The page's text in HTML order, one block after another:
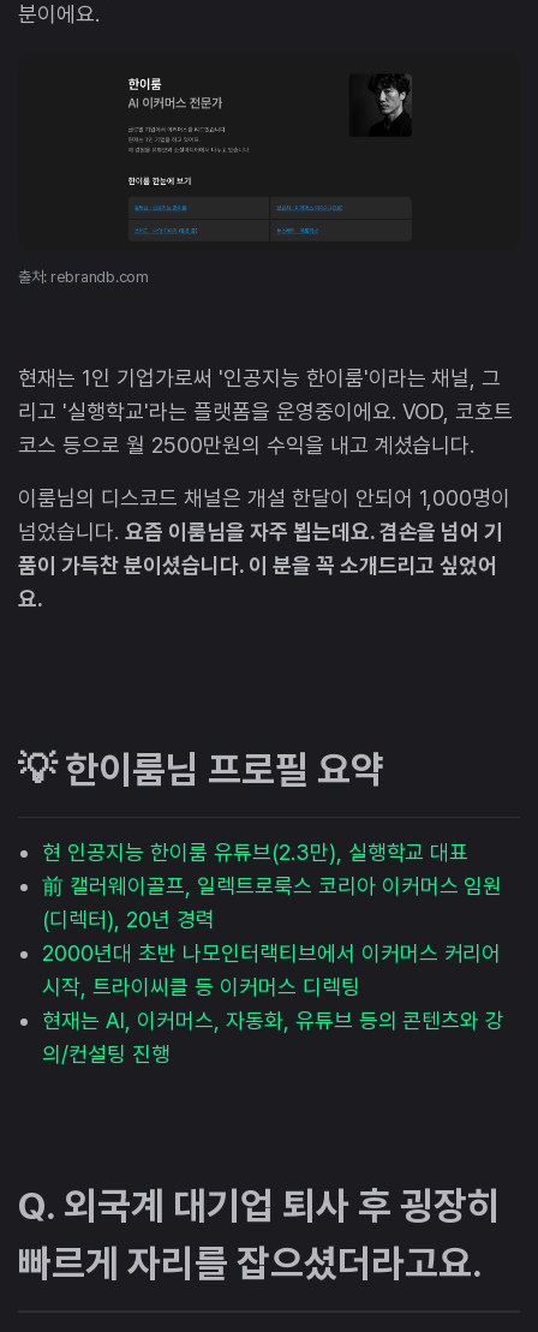
분이에요.
출처: rebrandb.com
현재는 1인 기업가로써 '인공지능 한이룸'이라는 채널, 그
리고 '실행학교'라는 플랫폼을 운영중이에요. VOD, 코호트
코스 등으로 월 2500만원의 수익을 내고 계셨습니다.
이룸님의 디스코드 채널은 개설 한달이 안되어 1,000명이
넘었습니다. 요즘 이룸님을 자주 뵙는데요. 겸손을 넘어 기
품이 가득찬 분이셨습니다. 이 분을 꼭 소개드리고 싶었어
요.
💡 한이룸님 프로필 요약
현 인공지능 한이룸 유튜브(2.3만), 실행학교 대표
前 캘러웨이골프, 일렉트로룩스 코리아 이커머스 임원
(디렉터), 20년 경력
2000년대 초반 나모인터랙티브에서 이커머스 커리어
시작, 트라이씨클 등 이커머스 디렉팅
현재는 AI, 이커머스, 자동화, 유튜브 등의 콘텐츠와 강
의/컨설팅 진행
Q. 외국계 대기업 퇴사 후 굉장히
빠르게 자리를 잡으셨더라고요.